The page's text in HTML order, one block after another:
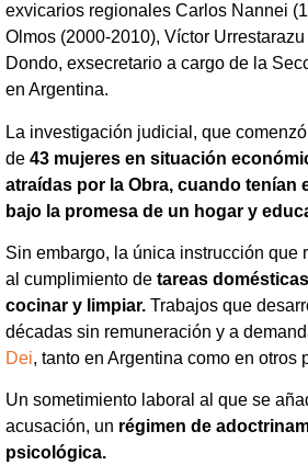
exvicarios regionales Carlos Nannei
Olmos (2000-2010), Víctor
Dondo, exsecretario a cargo de la
en Argentina.
La investigación judicial, que
de 43 mujeres en situación
atraídas por la Obra, cuando tenían
bajo la promesa de un hogar y
Sin embargo, la única instrucción que
al cumplimiento de tareas
cocinar y limpiar. Trabajos que
décadas sin remuneración y a
Dei, tanto en Argentina como en otros
Un sometimiento laboral al que se
acusación, un régimen de
psicológica.